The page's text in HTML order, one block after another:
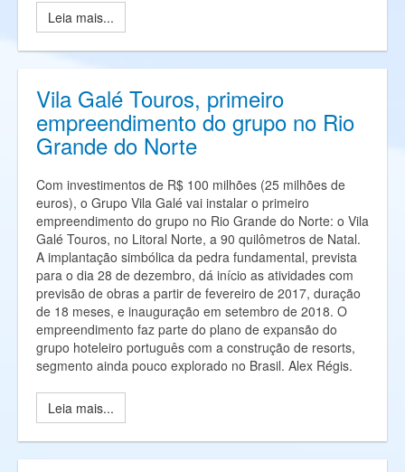
Leia mais...
Vila Galé Touros, primeiro
empreendimento do grupo no Rio
Grande do Norte
Com investimentos de R$ 100 milhões (25 milhões de
euros), o Grupo Vila Galé vai instalar o primeiro
empreendimento do grupo no Rio Grande do Norte: o Vila
Galé Touros, no Litoral Norte, a 90 quilômetros de Natal.
A implantação simbólica da pedra fundamental, prevista
para o dia 28 de dezembro, dá início as atividades com
previsão de obras a partir de fevereiro de 2017, duração
de 18 meses, e inauguração em setembro de 2018. O
empreendimento faz parte do plano de expansão do
grupo hoteleiro português com a construção de resorts,
segmento ainda pouco explorado no Brasil. Alex Régis.
Leia mais...